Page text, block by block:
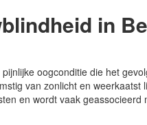
in
oogconditie die het
van zonlicht en weerkaatst
en wordt vaak geassocieerd